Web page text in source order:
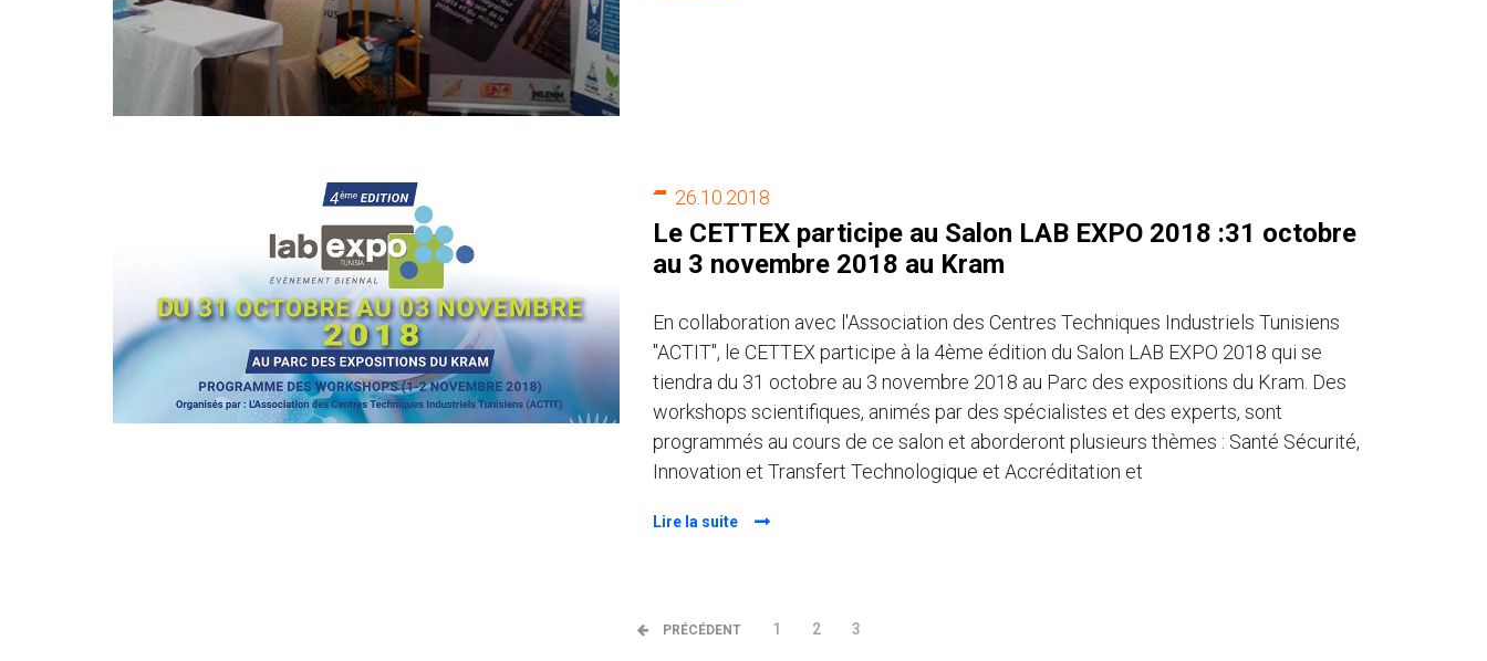
26.10.2018
Le CETTEX participe au Salon LAB EXPO 2018 :31 octobre
au 3 novembre 2018 au Kram
En collaboration avec l'Association des Centres Techniques Industriels Tunisiens
"ACTIT", le CETTEX participe à la 4ème édition du Salon LAB EXPO 2018 qui se
tiendra du 31 octobre au 3 novembre 2018 au Parc des expositions du Kram. Des
workshops scientifiques, animés par des spécialistes et des experts, sont
programmés au cours de ce salon et aborderont plusieurs thèmes : Santé Sécurité,
Innovation et Transfert Technologique et Accréditation et
Lire la suite
PRÉCÉDENT 1 2 3